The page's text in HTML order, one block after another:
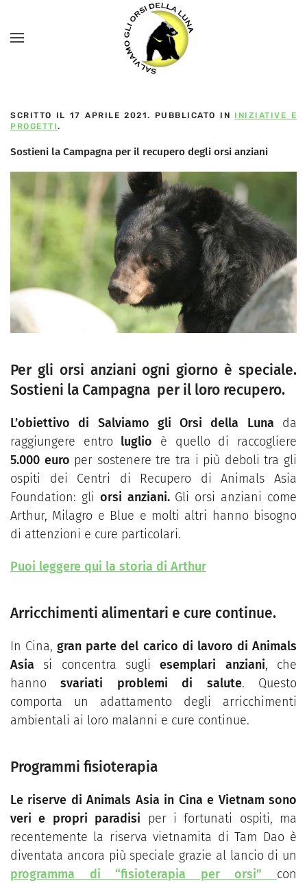
SCRITTO IL 17 APRILE 2021. PUBBLICATO IN INIZIATIVE E
PROGETTI.
Sostieni la Campagna per il recupero degli orsi anziani
Per gli orsi anziani ogni giorno è speciale.
Sostieni la Campagna per il loro recupero.
L’obiettivo di Salviamo gli Orsi della Luna da
raggiungere entro luglio è quello di raccogliere
5.000 euro per sostenere tre tra i più deboli tra gli
ospiti dei Centri di Recupero di Animals Asia
Foundation: gli orsi anziani. Gli orsi anziani come
Arthur, Milagro e Blue e molti altri hanno bisogno
di attenzioni e cure particolari.
Puoi leggere qui la storia di Arthur
Arricchimenti alimentari e cure continue.
In Cina,gran parte del carico di lavoro di Animals
Asia si concentra sugliesemplari anziani, che
hanno svariati problemi di salute. Questo
comporta un adattamento degli arricchimenti
ambientali ai loro malanni e cure continue.
Programmi fisioterapia
Le riserve di Animals Asia in Cina e Vietnam sono
veri e propri paradisi per i fortunati ospiti, ma
recentemente la riserva vietnamita di Tam Dao è
diventata ancora più speciale grazie al lancio di un
programma di “fisioterapia per orsi” con